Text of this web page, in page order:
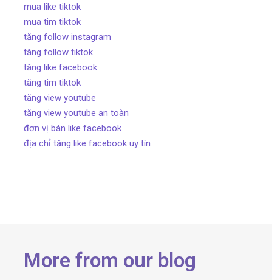
mua like tiktok
mua tim tiktok
tăng follow instagram
tăng follow tiktok
tăng like facebook
tăng tim tiktok
tăng view youtube
tăng view youtube an toàn
đơn vị bán like facebook
địa chỉ tăng like facebook uy tín
More from our blog